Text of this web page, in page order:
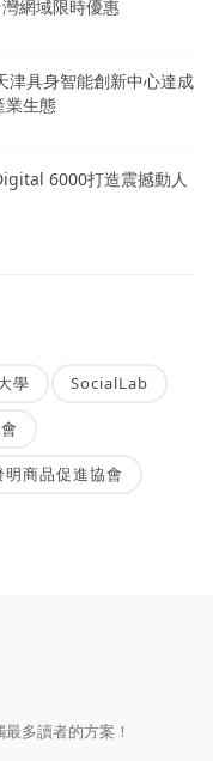
網域限時優惠
津具身智能創新中心達成
業生態
6000打造震撼動人
學 SocialLab
明商品促進協會
多讀者的方案！